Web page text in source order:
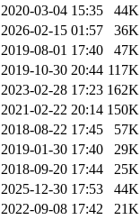
2020-03-04 15:35
44K
2026-02-15 01:57
36K
2019-08-01 17:40
47K
2019-10-30 20:44 117K
2023-02-28 17:23 162K
2021-02-22 20:14 150K
2018-08-22 17:45
57K
2019-01-30 17:40
29K
2018-09-20 17:44
25K
2025-12-30 17:53
44K
2022-09-08 17:42
21K